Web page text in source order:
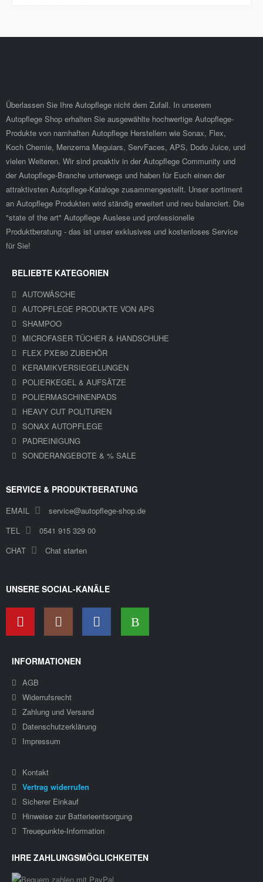
Überlassen Sie Ihre Autopflege nicht dem Zufall. In unserem
Autopflege Shop erhalten Sie ausgewählte hochwertige Autopflege-
Produkte von namhaften Autopflege Herstellern wie Sonax, Flex,
Koch Chemie, Menzerna Meguiars, ServFaces, APS, Dodo Juice, und
vielen Weiteren. Wir sind proaktiv in der Autopflege Community und
der Autopflege-Branche unterwegs und haben für Euch einen der
attraktivsten Autopflege-Kataloge zusammengestellt. Unser sortiment
an Autopflege Produkten wird ständig erweitert und neu balanciert. Die
"state of the art" Autopflege Auslese und professionelle
Produktberatung - das ist unser exklusives und kostenloses Service
für Sie!
BELIEBTE KATEGORIEN
AUTOWÄSCHE
AUTOPFLEGE PRODUKTE VON APS
SHAMPOO
MICROFASER TÜCHER & HANDSCHUHE
FLEX PXE80 ZUBEHÖR
KERAMIKVERSIEGELUNGEN
POLIERKEGEL & AUFSÄTZE
POLIERMASCHINENPADS
HEAVY CUT POLITUREN
SONAX AUTOPFLEGE
PADREINIGUNG
SONDERANGEBOTE & % SALE
SERVICE & PRODUKTBERATUNG
EMAIL
service@autopflege-shop.de
TEL
0541 915 329 00
CHAT
Chat starten
UNSERE SOCIAL-KANÄLE
INFORMATIONEN
AGB
Widerrufsrecht
Zahlung und Versand
Datenschutzerklärung
Impressum
Kontakt
Vertrag widerrufen
Sicherer Einkauf
Hinweise zur Batterieentsorgung
Treuepunkte-Information
IHRE ZAHLUNGSMÖGLICHKEITEN